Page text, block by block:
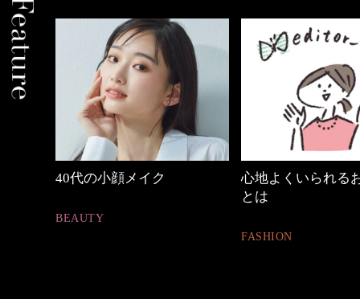
40代の小顔メイク
BEAUTY
心地よくいられる
とは
FASHION